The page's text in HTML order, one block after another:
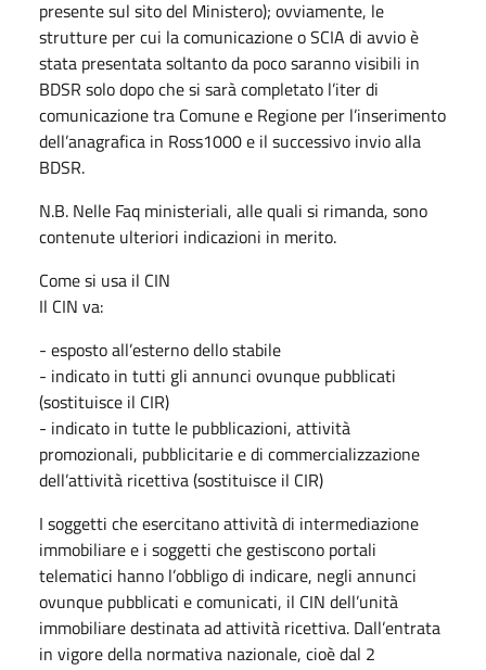
presente sul sito del Ministero); ovviamente, le
strutture per cui la comunicazione o SCIA di avvio è
stata presentata soltanto da poco saranno visibili in
BDSR solo dopo che si sarà completato l’iter di
comunicazione tra Comune e Regione per l’inserimento
dell’anagrafica in Ross1000 e il successivo invio alla
BDSR.
N.B. Nelle Faq ministeriali, alle quali si rimanda, sono
contenute ulteriori indicazioni in merito.
Come si usa il CIN
Il CIN va:
- esposto all’esterno dello stabile
- indicato in tutti gli annunci ovunque pubblicati
(sostituisce il CIR)
- indicato in tutte le pubblicazioni, attività
promozionali, pubblicitarie e di commercializzazione
dell’attività ricettiva (sostituisce il CIR)
I soggetti che esercitano attività di intermediazione
immobiliare e i soggetti che gestiscono portali
telematici hanno l’obbligo di indicare, negli annunci
ovunque pubblicati e comunicati, il CIN dell’unità
immobiliare destinata ad attività ricettiva. Dall’entrata
in vigore della normativa nazionale, cioè dal 2